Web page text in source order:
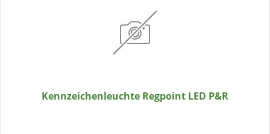
Kennzeichenleuchte Regpoint LED P&R